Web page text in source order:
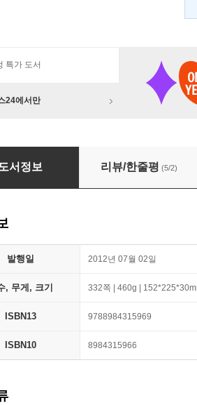
특가 도서
24에서만
자의 것이다
도서정보 리뷰/한줄평 (5/2)
발행일 2012년 07월 02일
, 무게, 크기 332쪽 | 460g |
ISBN13 9788984315969
ISBN10 8984315966